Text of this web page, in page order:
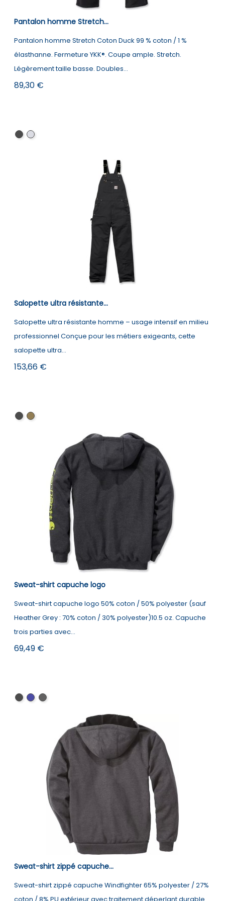
Pantalon homme Stretch...
Pantalon homme Stretch Coton Duck 99 % coton / 1 %
élasthanne. Fermeture YKK®. Coupe ample. Stretch.
Légèrement taille basse. Doubles...
Prix
89,30 €
BlackCarhartt
Salopette ultra résistante...
Salopette ultra résistante homme – usage intensif en milieu
professionnel Conçue pour les métiers exigeants, cette
salopette ultra...
Prix
153,66 €
BlackBrown
Sweat-shirt capuche logo
Sweat-shirt capuche logo 50% coton / 50% polyester (sauf
Heather Grey : 70% coton / 30% polyester)10.5 oz. Capuche
trois parties avec...
Prix
69,49 €
BlackNavyCarbon
Sweat-shirt zippé capuche...
Sweat-shirt zippé capuche Windfighter 65% polyester / 27%